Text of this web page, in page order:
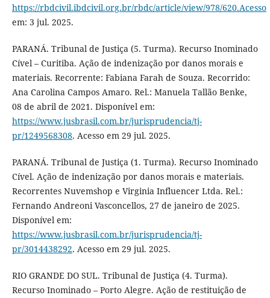
https://rbdcivil.ibdcivil.org.br/rbdc/article/view/978/620.Acesso
em: 3 jul. 2025.
PARANÁ. Tribunal de Justiça (5. Turma). Recurso Inominado
Cível – Curitiba. Ação de indenização por danos morais e
materiais. Recorrente: Fabiana Farah de Souza. Recorrido:
Ana Carolina Campos Amaro. Rel.: Manuela Tallão Benke,
08 de abril de 2021. Disponível em:
https://www.jusbrasil.com.br/jurisprudencia/tj-
pr/1249568308. Acesso em 29 jul. 2025.
PARANÁ. Tribunal de Justiça (1. Turma). Recurso Inominado
Cível. Ação de indenização por danos morais e materiais.
Recorrentes Nuvemshop e Virginia Influencer Ltda. Rel.:
Fernando Andreoni Vasconcellos, 27 de janeiro de 2025.
Disponível em:
https://www.jusbrasil.com.br/jurisprudencia/tj-
pr/3014438292. Acesso em 29 jul. 2025.
RIO GRANDE DO SUL. Tribunal de Justiça (4. Turma).
Recurso Inominado – Porto Alegre. Ação de restituição de